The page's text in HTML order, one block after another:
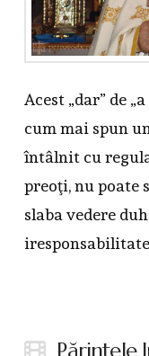
Acest „dar” de
cum mai spun
întâlnit cu
preoţi, nu poate
slaba vedere